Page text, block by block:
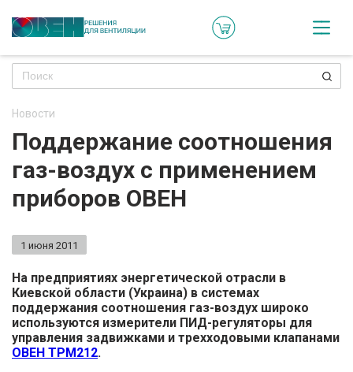
Новости
Поддержание соотношения
газ-воздух с применением
приборов ОВЕН
1 июня 2011
На предприятиях энергетической отрасли в
Киевской области (Украина) в системах
поддержания соотношения газ-воздух широко
используются измерители ПИД-регуляторы для
управления задвижками и трехходовыми клапанами
ОВЕН ТРМ212.